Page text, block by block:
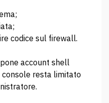
codice sul firewall.
account shell
console resta limitato